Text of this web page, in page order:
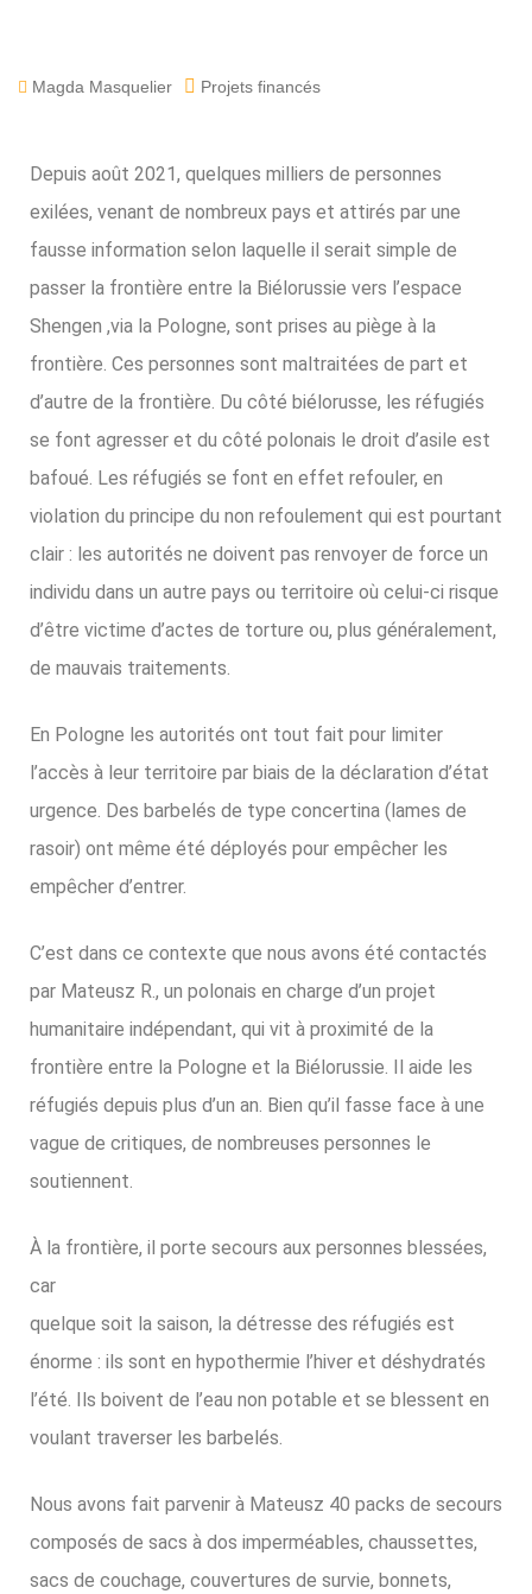
Magda Masquelier Projets financés
Depuis août 2021, quelques milliers de personnes
exilées, venant de nombreux pays et attirés par une
fausse information selon laquelle il serait simple de
passer la frontière entre la Biélorussie vers l’espace
Shengen ,via la Pologne, sont prises au piège à la
frontière. Ces personnes sont maltraitées de part et
d’autre de la frontière. Du côté biélorusse, les réfugiés
se font agresser et du côté polonais le droit d’asile est
bafoué. Les réfugiés se font en effet refouler, en
violation du principe du non refoulement qui est pourtant
clair : les autorités ne doivent pas renvoyer de force un
individu dans un autre pays ou territoire où celui-ci risque
d’être victime d’actes de torture ou, plus généralement,
de mauvais traitements.
En Pologne les autorités ont tout fait pour limiter
l’accès à leur territoire par biais de la déclaration d’état
urgence. Des barbelés de type concertina (lames de
rasoir) ont même été déployés pour empêcher les
empêcher d’entrer.
C’est dans ce contexte que nous avons été contactés
par Mateusz R., un polonais en charge d’un projet
humanitaire indépendant, qui vit à proximité de la
frontière entre la Pologne et la Biélorussie. Il aide les
réfugiés depuis plus d’un an. Bien qu’il fasse face à une
vague de critiques, de nombreuses personnes le
soutiennent.
À la frontière, il porte secours aux personnes blessées,
car
quelque soit la saison, la détresse des réfugiés est
énorme : ils sont en hypothermie l’hiver et déshydratés
l’été. Ils boivent de l’eau non potable et se blessent en
voulant traverser les barbelés.
Nous avons fait parvenir à Mateusz 40 packs de secours
composés de sacs à dos imperméables, chaussettes,
sacs de couchage, couvertures de survie, bonnets,